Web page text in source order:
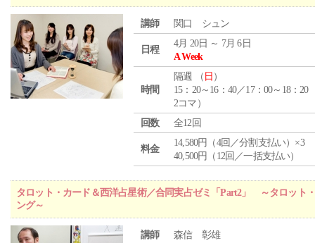
講師 関口 シュン
日程
4月 20日 ～ 7月 6日
A Week
時間
隔週 （ 日 ）
15：20～16：40／17：00～18：20
2コマ）
回数
全12回
料金
14,580円（4回／分割支払い）×3
40,500円（12回／一括支払い）
タロット・カード＆西洋占星術／合同実占ゼミ「Part2」 ～タロット
ング～
講師 森信 彰雄